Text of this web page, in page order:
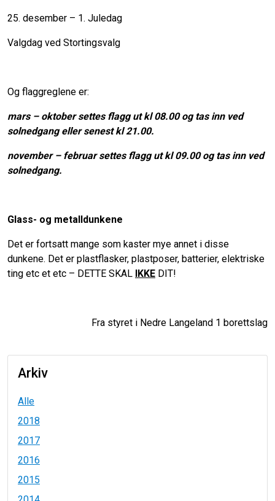
25. desember – 1. Juledag
Valgdag ved Stortingsvalg
Og flaggreglene er:
mars – oktober settes flagg ut kl 08.00 og tas inn ved
solnedgang eller senest kl 21.00.
november – februar settes flagg ut kl 09.00 og tas inn ved
solnedgang.
Glass- og metalldunkene
Det er fortsatt mange som kaster mye annet i disse
dunkene. Det er plastflasker, plastposer, batterier, elektriske
ting etc et etc – DETTE SKAL IKKE DIT!
Fra styret i Nedre Langeland 1 borettslag
Arkiv
Alle
2018
2017
2016
2015